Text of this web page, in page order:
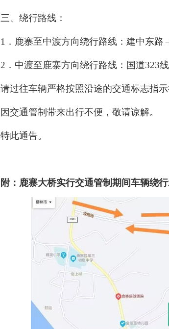
三、绕行路线：
1． 鹿寨至中渡方向绕行路线：建中东
2． 中渡至鹿寨方向绕行路线：国道323
请过往车辆严格按照沿途的交通标志指示
因交通管制带来出行不便，敬请谅解。
特此通告。
附：鹿寨大桥实行交通管制期间车辆绕